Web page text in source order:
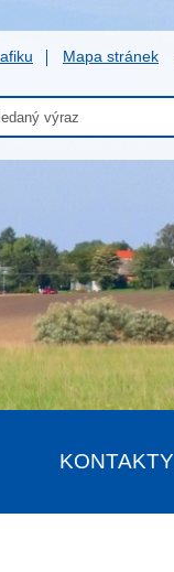
Mapa stránek
KONTAKTY